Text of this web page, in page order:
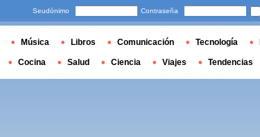
Seudónimo Contraseña
Música Libros Comunicación Tecnología
Cocina Salud Ciencia Viajes Tendencias